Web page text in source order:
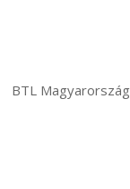
BTL